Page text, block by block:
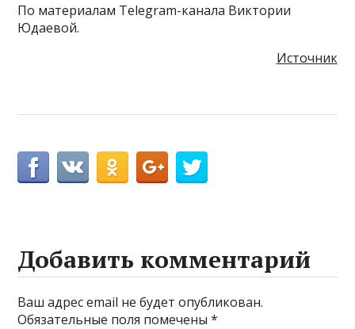
По материалам Telegram-канала Виктории
Юдаевой.
Источник
Добавить комментарий
Ваш адрес email не будет опубликован.
Обязательные поля помечены*